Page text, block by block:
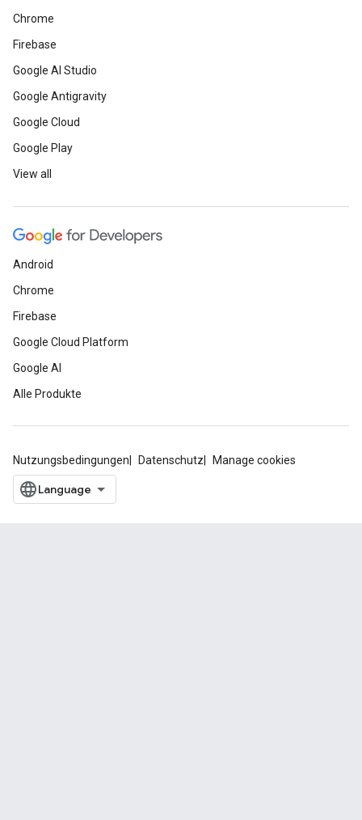
Chrome
Firebase
Google AI Studio
Google Antigravity
Google Cloud
Google Play
View all
Android
Chrome
Firebase
Google Cloud Platform
Google AI
Alle Produkte
Nutzungsbedingungen Datenschutz Manage cookies